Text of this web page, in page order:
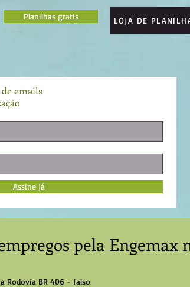
Planilhas gratis LOJA DE
emails
Assine Já
pela Engemax
Rodovia BR 406 - falso